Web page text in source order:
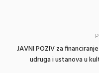
JAVNI POZIV za
udruga i ustanova u